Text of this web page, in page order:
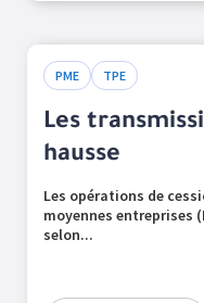
PME TPE
Les
hausse
Les opérations de
moyennes entreprises
selon...